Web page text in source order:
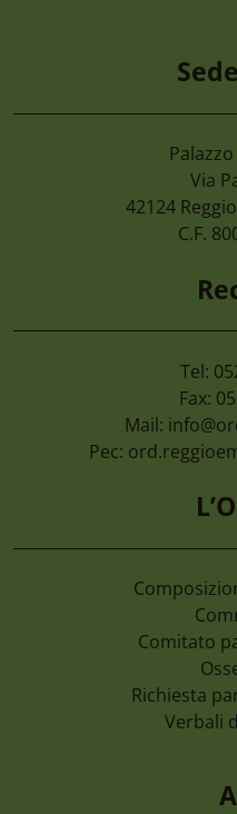
Via
42124
C.F.
Tel:
Fax:
Mail:
Pec:
Comitato
Richiesta
Verbali